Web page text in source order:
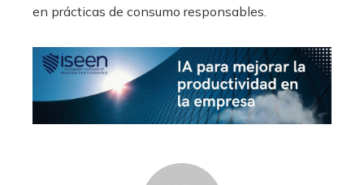
en prácticas de consumo responsables.